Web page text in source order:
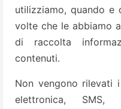
utilizziamo, quando e
volte che le abbiamo
di raccolta
contenuti.
Non vengono rilevati
elettronica, SMS,